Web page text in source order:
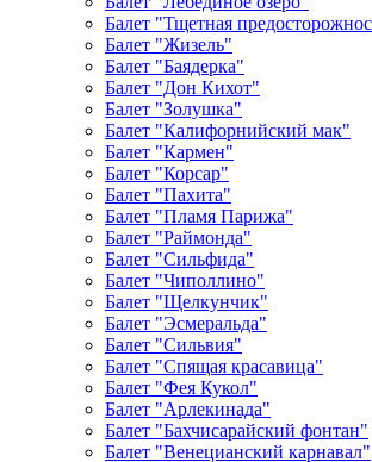
Балет "Тщетная
Балет "Жизель"
Балет "Баядерка"
Балет "Дон Кихот"
Балет "Золушка"
Балет "Калифорнийский мак"
Балет "Кармен"
Балет "Корсар"
Балет "Пахита"
Балет "Пламя Парижа"
Балет "Раймонда"
Балет "Сильфида"
Балет "Чиполлино"
Балет "Щелкунчик"
Балет "Эсмеральда"
Балет "Сильвия"
Балет "Спящая красавица"
Балет "Фея Кукол"
Балет "Арлекинада"
Балет "Бахчисарайский фонтан"
Балет "Венецианский карнавал"